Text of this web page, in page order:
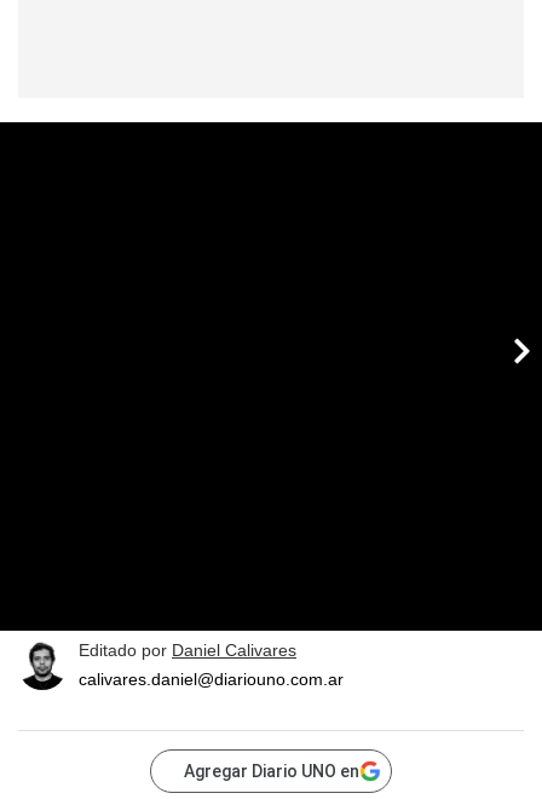
Editado por Daniel Calivares
calivares.daniel@diariouno.com.ar
Agregar Diario UNO en